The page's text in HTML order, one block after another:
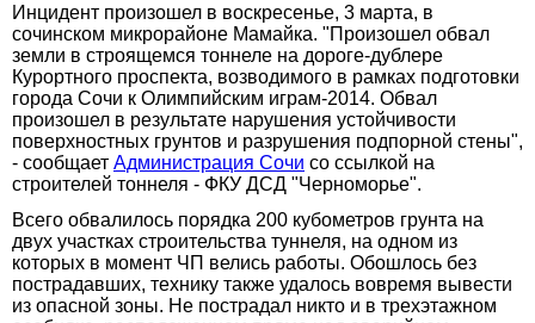
Инцидент произошел в воскресенье, 3 марта, в
сочинском микрорайоне Мамайка. "Произошел обвал
земли в строящемся тоннеле на дороге-дублере
Курортного проспекта, возводимого в рамках подготовки
города Сочи к Олимпийским играм-2014. Обвал
произошел в результате нарушения устойчивости
поверхностных грунтов и разрушения подпорной стены",
- сообщает Администрация Сочи со ссылкой на
строителей тоннеля - ФКУ ДСД "Черноморье".
Всего обвалилось порядка 200 кубометров грунта на
двух участках строительства туннеля, на одном из
которых в момент ЧП велись работы. Обошлось без
пострадавших, технику также удалось вовремя вывести
из опасной зоны. Не пострадал никто и в трехэтажном